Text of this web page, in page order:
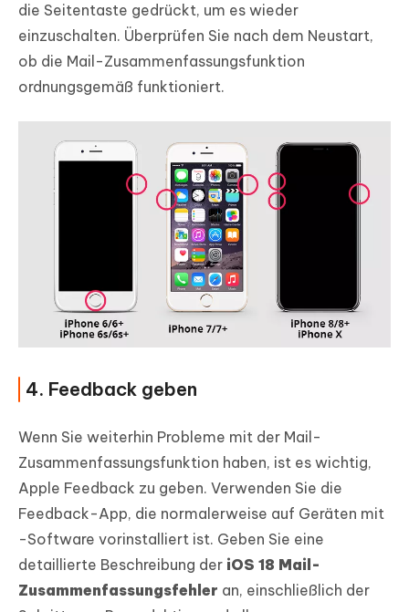
die Seitentaste gedrückt, um es wieder
einzuschalten. Überprüfen Sie nach dem Neustart,
ob die Mail-Zusammenfassungsfunktion
ordnungsgemäß funktioniert.
4. Feedback geben
Wenn Sie weiterhin Probleme mit der Mail-
Zusammenfassungsfunktion haben, ist es wichtig,
Apple Feedback zu geben. Verwenden Sie die
Feedback-App, die normalerweise auf Geräten mit
-Software vorinstalliert ist. Geben Sie eine
detaillierte Beschreibung der iOS 18 Mail-
Zusammenfassungsfehler an, einschließlich der